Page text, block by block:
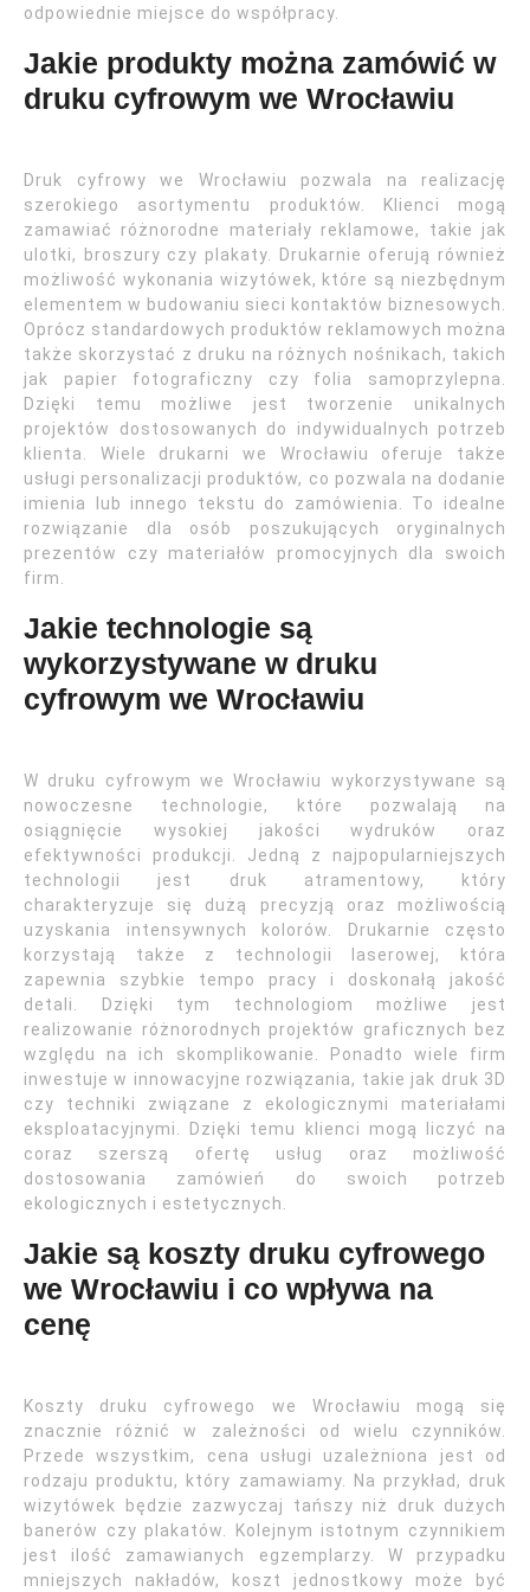
odpowiednie miejsce do współpracy.
Jakie produkty można zamówić w
druku cyfrowym we Wrocławiu
Druk cyfrowy we Wrocławiu pozwala na realizację
szerokiego asortymentu produktów. Klienci mogą
zamawiać różnorodne materiały reklamowe, takie jak
ulotki, broszury czy plakaty. Drukarnie oferują również
możliwość wykonania wizytówek, które są niezbędnym
elementem w budowaniu sieci kontaktów biznesowych.
Oprócz standardowych produktów reklamowych można
także skorzystać z druku na różnych nośnikach, takich
jak papier fotograficzny czy folia samoprzylepna.
Dzięki temu możliwe jest tworzenie unikalnych
projektów dostosowanych do indywidualnych potrzeb
klienta. Wiele drukarni we Wrocławiu oferuje także
usługi personalizacji produktów, co pozwala na dodanie
imienia lub innego tekstu do zamówienia. To idealne
rozwiązanie dla osób poszukujących oryginalnych
prezentów czy materiałów promocyjnych dla swoich
firm.
Jakie technologie są
wykorzystywane w druku
cyfrowym we Wrocławiu
W druku cyfrowym we Wrocławiu wykorzystywane są
nowoczesne technologie, które pozwalają na
osiągnięcie wysokiej jakości wydruków oraz
efektywności produkcji. Jedną z najpopularniejszych
technologii jest druk atramentowy, który
charakteryzuje się dużą precyzją oraz możliwością
uzyskania intensywnych kolorów. Drukarnie często
korzystają także z technologii laserowej, która
zapewnia szybkie tempo pracy i doskonałą jakość
detali. Dzięki tym technologiom możliwe jest
realizowanie różnorodnych projektów graficznych bez
względu na ich skomplikowanie. Ponadto wiele firm
inwestuje w innowacyjne rozwiązania, takie jak druk 3D
czy techniki związane z ekologicznymi materiałami
eksploatacyjnymi. Dzięki temu klienci mogą liczyć na
coraz szerszą ofertę usług oraz możliwość
dostosowania zamówień do swoich potrzeb
ekologicznych i estetycznych.
Jakie są koszty druku cyfrowego
we Wrocławiu i co wpływa na
cenę
Koszty druku cyfrowego we Wrocławiu mogą się
znacznie różnić w zależności od wielu czynników.
Przede wszystkim, cena usługi uzależniona jest od
rodzaju produktu, który zamawiamy. Na przykład, druk
wizytówek będzie zazwyczaj tańszy niż druk dużych
banerów czy plakatów. Kolejnym istotnym czynnikiem
jest ilość zamawianych egzemplarzy. W przypadku
mniejszych nakładów, koszt jednostkowy może być